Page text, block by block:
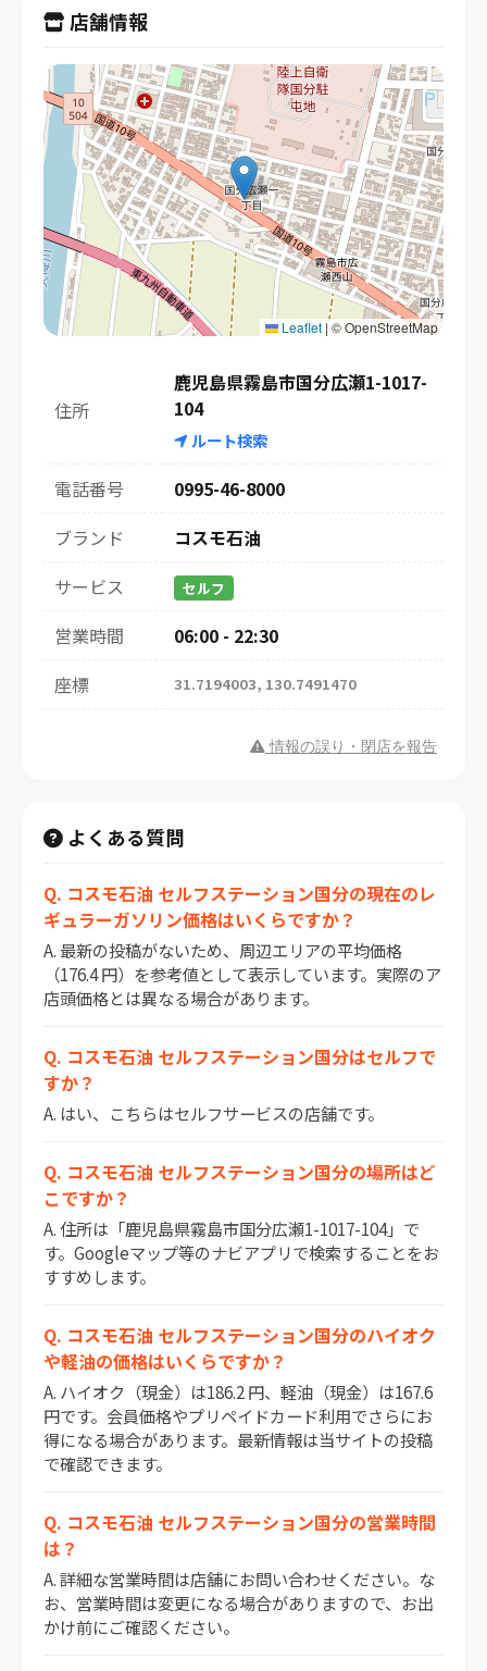
店舗情報
Leaflet |© OpenStreetMap
住所
鹿児島県霧島市国分広瀬1-1017-
104
ルート検索
電話番号
0995-46-8000
ブランド
コスモ石油
サービス
セルフ
営業時間
06:00 - 22:30
座標
31.7194003, 130.7491470
情報の誤り・閉店を報告
よくある質問
Q. コスモ石油 セルフステーション国分の現在のレ
ギュラーガソリン価格はいくらですか？
A. 最新の投稿がないため、周辺エリアの平均価格
（176.4 円）を参考値として表示しています。実際のア
店頭価格とは異なる場合があります。
Q. コスモ石油 セルフステーション国分はセルフで
すか？
A. はい、こちらはセルフサービスの店舗です。
Q. コスモ石油 セルフステーション国分の場所はど
こですか？
A. 住所は「鹿児島県霧島市国分広瀬1-1017-104」で
す。Googleマップ等のナビアプリで検索することをお
すすめします。
Q. コスモ石油 セルフステーション国分のハイオク
や軽油の価格はいくらですか？
A. ハイオク（現金）は186.2 円、軽油（現金）は167.6
円です。会員価格やプリペイドカード利用でさらにお
得になる場合があります。最新情報は当サイトの投稿
で確認できます。
Q. コスモ石油 セルフステーション国分の営業時間
は？
A. 詳細な営業時間は店舗にお問い合わせください。な
お、営業時間は変更になる場合がありますので、お出
かけ前にご確認ください。